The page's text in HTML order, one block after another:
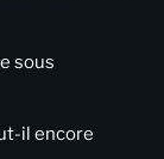
sous
il encore